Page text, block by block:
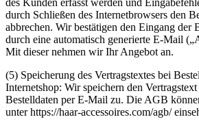
durch Schließen des Internetbrowsers den
abbrechen. Wir bestätigen den Eingang der
durch eine automatisch generierte E-Mail
Mit dieser nehmen wir Ihr Angebot an.
(5) Speicherung des Vertragstextes bei
Internetshop: Wir speichern den
Bestelldaten per E-Mail zu. Die AGB
unter https://haar-accessoires.com/agb/